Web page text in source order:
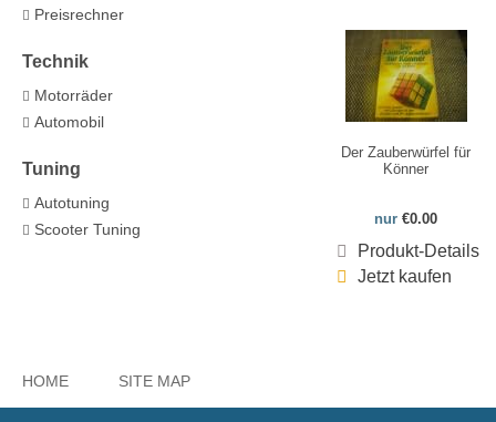
Der Zauberwürfel für
Könner
nur €0.00
Produkt-Details
Jetzt kaufen
Preisrechner
Technik
Motorräder
Automobil
Tuning
Autotuning
Scooter Tuning
HOME SITE MAP